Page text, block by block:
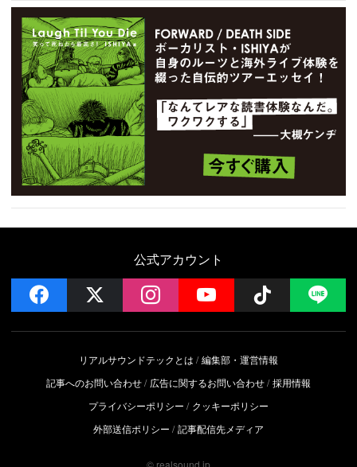
公式アカウント
facebook instagramYouTube Follow
リアルサウンドテックとは
編集部・運営情報
記事へのお問い合わせ
広告に関するお問い合わせ 採用情報
プライバシーポリシー
クッキーポリシー
外部送信ポリシー
記事配信先メディア
© realsound.jp